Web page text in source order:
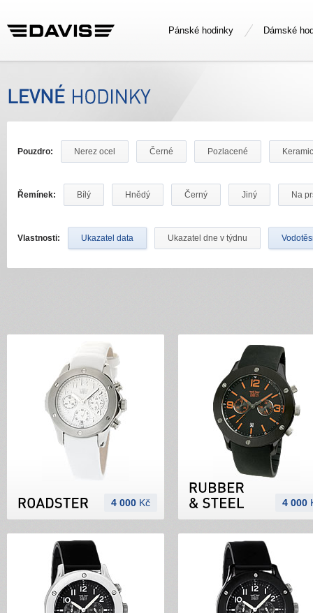
Pánské hodinky Dámské
Pouzdro: Nerez ocel Černé Pozlacené
Řemínek: Bílý Hnědý Černý Jiný Na
Vlastnosti: Ukazatel data Ukazatel dne v týdnu
4 000 Kč 4 000